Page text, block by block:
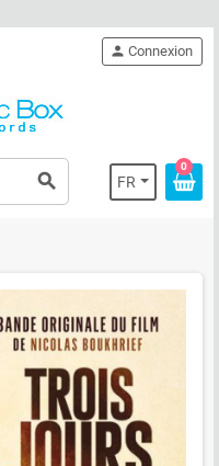
search FR
person Connexion
0